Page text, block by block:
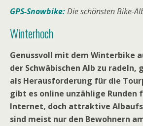
GPS-Snowbike:Die schönsten Bike-
Winterhoch
Genussvoll mit dem Winterbike
der Schwäbischen Alb zu radeln,
als Herausforderung für die
gibt es online unzählige Runden
Internet, doch attraktive
sind meist nur den Bewohnern